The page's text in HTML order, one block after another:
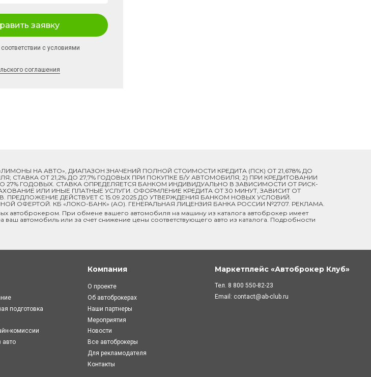
заявку
с условиями
соглашения
НА АВТО», ДИАПАЗОН ЗНАЧЕНИЙ ПОЛНОЙ СТОИМОСТИ КРЕДИТА (ПСК) ОТ 21,678% ДО
СТАВКА ОТ 21,2% ДО 27,7% ГОДОВЫХ ПРИ ПОКУПКЕ Б/У АВТОМОБИЛЯ; 2) ПРИ КРЕДИТОВАНИИ
27% ГОДОВЫХ. СТАВКА ОПРЕДЕЛЯЕТСЯ БАНКОМ ИНДИВИДУАЛЬНО В ЗАВИСИМОСТИ ОТ РИСК-
ИЛИ ИНЫЕ ПЛАТНЫЕ УСЛУГИ. ОФОРМЛЕНИЕ КРЕДИТА ОТ 30 МИНУТ, ЗАВИСИТ ОТ
ДЕЙСТВУЕТ С 15.09.2025 ДО УТВЕРЖДЕНИЯ БАНКОМ НОВЫХ УСЛОВИЙ.
ОФЕРТОЙ. КБ «ЛОКО-БАНК» (АО). ГЕНЕРАЛЬНАЯ ЛИЦЕНЗИЯ БАНКА РОССИИ №2707. РЕКЛАМА.
автоброкером. При обмене вашего автомобиля на машину из каталога автоброкер имеет
автомобиль или за счет снижение цены соответствующего авто из каталога. Подробности
подготовка
комиcсии
авто
Компания
О проекте
Об автоброкерах
Наши партнеры
Мероприятия
Новости
Все автоброкеры
Для рекламодателя
Контакты
Маркетплейс «Автоброкер Клуб»
Тел. 8 800 550-82-23
Email: contact@ab-club.ru